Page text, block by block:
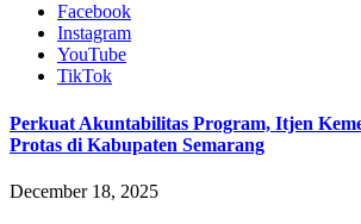
Facebook
Instagram
YouTube
TikTok
Perkuat Akuntabilitas Program, Itjen
Protas di Kabupaten Semarang
December 18, 2025